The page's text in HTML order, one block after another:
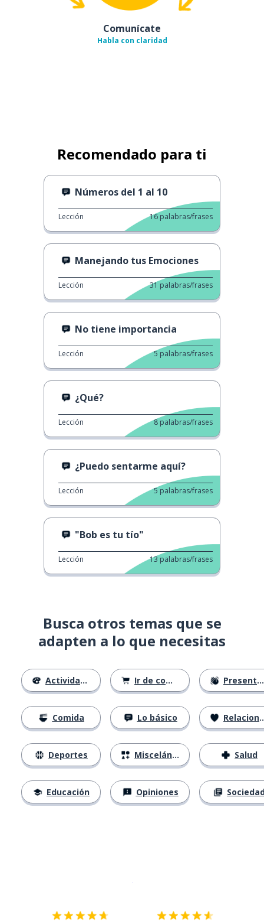
Comunícate
Habla con claridad
Recomendado para ti
Números del 1 al 10
Lección 16 palabras/frases
Manejando tus Emociones
Lección 31 palabras/frases
No tiene importancia
Lección 5 palabras/frases
¿Qué?
Lección 8 palabras/frases
¿Puedo sentarme aquí?
Lección 5 palabras/frases
"Bob es tu tío"
Lección 13 palabras/frases
Busca otros temas que se
adapten a lo que necesitas
Actividades
Comida
Deportes
Educación
Ir de compras
Lo básico
Misceláneo
Opiniones
Presentándose
Relaciones
Salud